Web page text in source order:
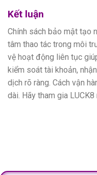
Kết luận
Chính sách bảo mật tạo
tâm thao tác trong môi
vệ hoạt động liên tục
kiểm soát tài khoản,
dịch rõ ràng. Cách vận
dài. Hãy tham gia